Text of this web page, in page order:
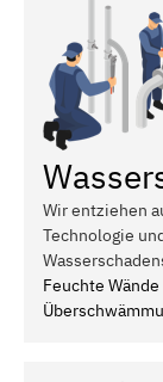
Wir entziehen
Technologie
Feuchte Wände